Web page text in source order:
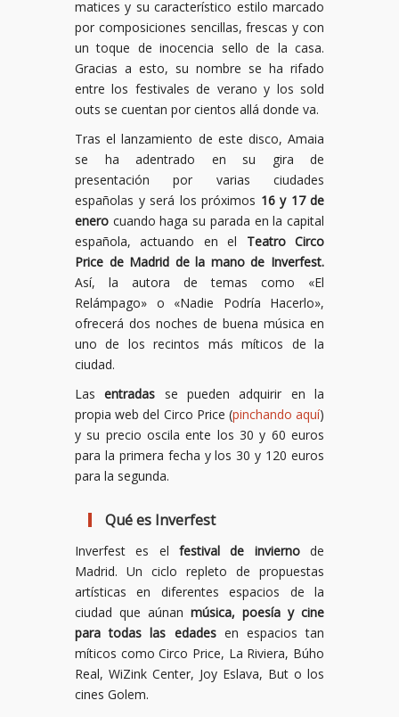
matices y su característico estilo marcado
por composiciones sencillas, frescas y con
un toque de inocencia sello de la casa.
Gracias a esto, su nombre se ha rifado
entre los festivales de verano y los sold
outs se cuentan por cientos allá donde va.
Tras el lanzamiento de este disco, Amaia
se ha adentrado en su gira de
presentación por varias ciudades
españolas y será los próximos 16 y 17 de
enero cuando haga su parada en la capital
española, actuando en el Teatro Circo
Price de Madrid de la mano de Inverfest.
Así, la autora de temas como «El
Relámpago» o «Nadie Podría Hacerlo»,
ofrecerá dos noches de buena música en
uno de los recintos más míticos de la
ciudad.
Lasentradas se pueden adquirir en la
propia web del Circo Price (pinchando aquí)
y su precio oscila ente los 30 y 60 euros
para la primera fecha y los 30 y 120 euros
para la segunda.
Qué es Inverfest
Inverfest es el festival de inviernode
Madrid. Un ciclo repleto de propuestas
artísticas en diferentes espacios de la
ciudad que aúnan música, poesía y cine
para todas las edadesen espacios tan
míticos como Circo Price, La Riviera, Búho
Real, WiZink Center, Joy Eslava, But o los
cines Golem.